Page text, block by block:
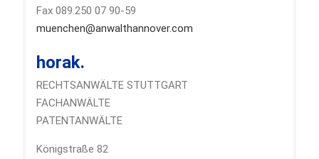
Fax 089.250 07 90-59
muenchen@anwalthannover.com
horak.
RECHTSANWÄLTE STUTTGART
FACHANWÄLTE
PATENTANWÄLTE
Königstraße 82